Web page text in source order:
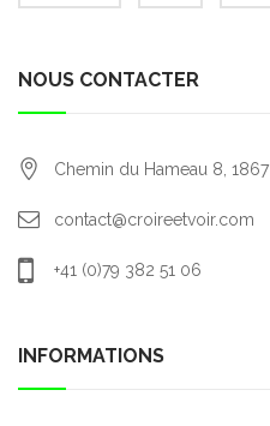
NOUS CONTACTER
Chemin du Hameau 8, 1867
contact@croireetvoir.com
+41 (0)79 382 51 06
INFORMATIONS